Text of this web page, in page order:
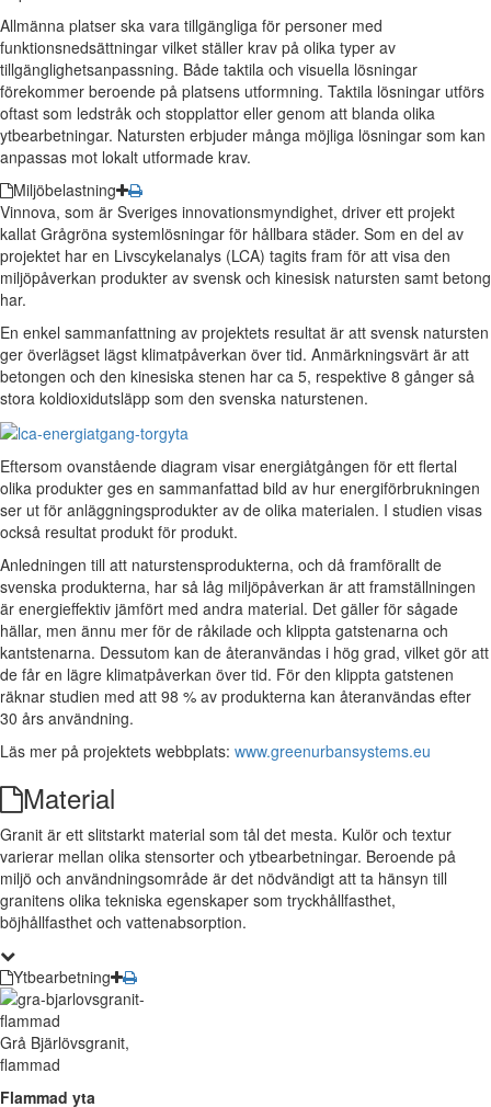
Allmänna platser ska vara tillgängliga för personer med
funktionsnedsättningar vilket ställer krav på olika typer av
tillgänglighetsanpassning. Både taktila och visuella lösningar
förekommer beroende på platsens utformning. Taktila lösningar utförs
oftast som ledstråk och stopplattor eller genom att blanda olika
ytbearbetningar. Natursten erbjuder många möjliga lösningar som kan
anpassas mot lokalt utformade krav.
Miljöbelastning
Vinnova, som är Sveriges innovationsmyndighet, driver ett projekt
kallat Grågröna systemlösningar för hållbara städer. Som en del av
projektet har en Livscykelanalys (LCA) tagits fram för att visa den
miljöpåverkan produkter av svensk och kinesisk natursten samt betong
har.
En enkel sammanfattning av projektets resultat är att svensk natursten
ger överlägset lägst klimatpåverkan över tid. Anmärkningsvärt är att
betongen och den kinesiska stenen har ca 5, respektive 8 gånger så
stora koldioxidutsläpp som den svenska naturstenen.
Eftersom ovanstående diagram visar energiåtgången för ett flertal
olika produkter ges en sammanfattad bild av hur energiförbrukningen
ser ut för anläggningsprodukter av de olika materialen. I studien visas
också resultat produkt för produkt.
Anledningen till att naturstensprodukterna, och då framförallt de
svenska produkterna, har så låg miljöpåverkan är att framställningen
är energieffektiv jämfört med andra material. Det gäller för sågade
hällar, men ännu mer för de råkilade och klippta gatstenarna och
kantstenarna. Dessutom kan de återanvändas i hög grad, vilket gör att
de får en lägre klimatpåverkan över tid. För den klippta gatstenen
räknar studien med att 98 % av produkterna kan återanvändas efter
30 års användning.
Läs mer på projektets webbplats: www.greenurbansystems.eu
Material
Granit är ett slitstarkt material som tål det mesta. Kulör och textur
varierar mellan olika stensorter och ytbearbetningar. Beroende på
miljö och användningsområde är det nödvändigt att ta hänsyn till
granitens olika tekniska egenskaper som tryckhållfasthet,
böjhållfasthet och vattenabsorption.
Ytbearbetning
Grå Bjärlövsgranit,
flammad
Flammad yta